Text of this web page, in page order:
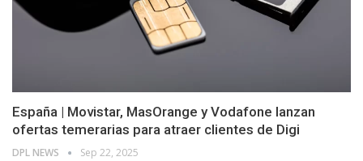
España | Movistar, MasOrange y Vodafone lanzan
ofertas temerarias para atraer clientes de Digi
DPL NEWS Sep 22, 2025